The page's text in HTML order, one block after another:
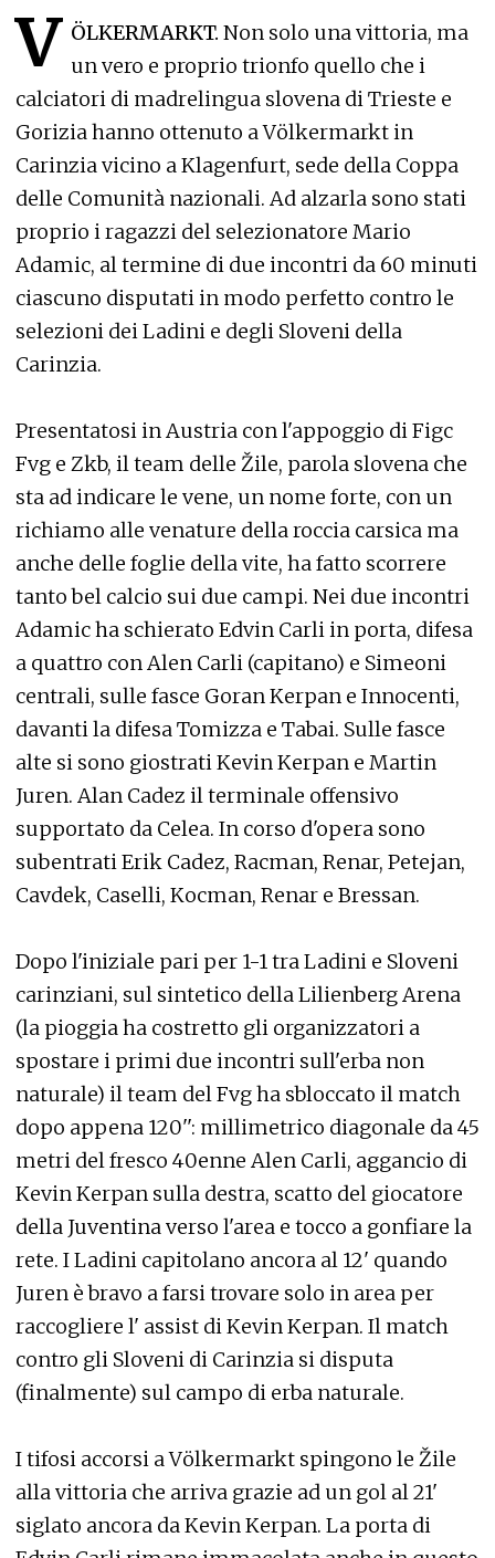
V ÖLKERMARKT. Non solo una vittoria, ma
un vero e proprio trionfo quello che i
calciatori di madrelingua slovena di Trieste e
Gorizia hanno ottenuto a Völkermarkt in
Carinzia vicino a Klagenfurt, sede della Coppa
delle Comunità nazionali. Ad alzarla sono stati
proprio i ragazzi del selezionatore Mario
Adamic, al termine di due incontri da 60 minuti
ciascuno disputati in modo perfetto contro le
selezioni dei Ladini e degli Sloveni della
Carinzia.
Presentatosi in Austria con l'appoggio di Figc
Fvg e Zkb, il team delle Žile, parola slovena che
sta ad indicare le vene, un nome forte, con un
richiamo alle venature della roccia carsica ma
anche delle foglie della vite, ha fatto scorrere
tanto bel calcio sui due campi. Nei due incontri
Adamic ha schierato Edvin Carli in porta, difesa
a quattro con Alen Carli (capitano) e Simeoni
centrali, sulle fasce Goran Kerpan e Innocenti,
davanti la difesa Tomizza e Tabai. Sulle fasce
alte si sono giostrati Kevin Kerpan e Martin
Juren. Alan Cadez il terminale offensivo
supportato da Celea. In corso d'opera sono
subentrati Erik Cadez, Racman, Renar, Petejan,
Cavdek, Caselli, Kocman, Renar e Bressan.
Dopo l'iniziale pari per 1-1 tra Ladini e Sloveni
carinziani, sul sintetico della Lilienberg Arena
(la pioggia ha costretto gli organizzatori a
spostare i primi due incontri sull'erba non
naturale) il team del Fvg ha sbloccato il match
dopo appena 120'': millimetrico diagonale da 45
metri del fresco 40enne Alen Carli, aggancio di
Kevin Kerpan sulla destra, scatto del giocatore
della Juventina verso l'area e tocco a gonfiare la
rete. I Ladini capitolano ancora al 12' quando
Juren è bravo a farsi trovare solo in area per
raccogliere l' assist di Kevin Kerpan. Il match
contro gli Sloveni di Carinzia si disputa
(finalmente) sul campo di erba naturale.
I tifosi accorsi a Völkermarkt spingono le Žile
alla vittoria che arriva grazie ad un gol al 21'
siglato ancora da Kevin Kerpan. La porta di